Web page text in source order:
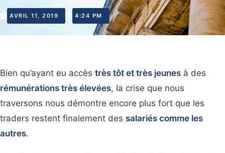
AVRIL 11, 2019 4:24 PM
Bien qu’ayant eu accès très tôt et très jeunes à des
rémunérations très élevées, la crise que nous
traversons nous démontre encore plus fort que les
traders restent finalement des salariés comme les
autres.